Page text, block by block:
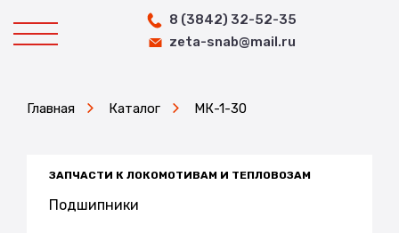
8 (3842) 32-52-35
zeta-snab@mail.ru
Главная Каталог МК-1-30
ЗАПЧАСТИ К ЛОКОМОТИВАМ И ТЕПЛОВОЗАМ
Подшипники